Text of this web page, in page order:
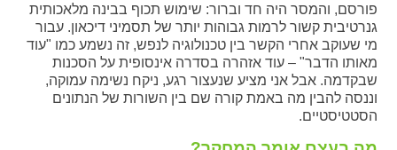
פורסם, והמסר היה חד וברור: שימוש תכוף בבינה מלאכותית
גנרטיבית קשור לרמות גבוהות יותר של תסמיני דיכאון. עבור
מי שעוקב אחרי הקשר בין טכנולוגיה לנפש, זה נשמע כמו "עוד
מאותו הדבר" – עוד אזהרה בסדרה אינסופית על הסכנות
שבקדמה. אבל אני מציע שנעצור רגע, ניקח נשימה עמוקה,
וננסה להבין מה באמת קורה שם בין השורות של הנתונים
הסטטיסטיים.